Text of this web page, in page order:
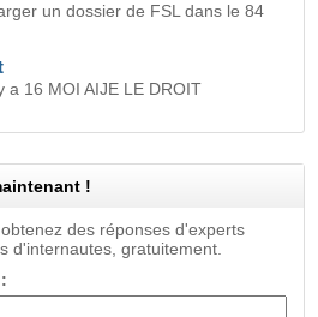
un dossier de FSL dans le 84
a 16 MOI AIJE LE DROIT
!
des réponses d'experts
d'internautes, gratuitement.